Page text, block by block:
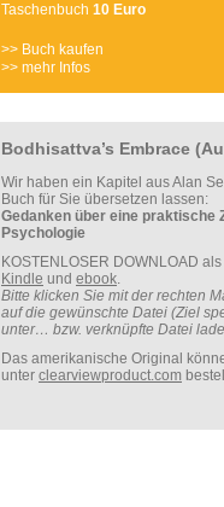
Taschenbuch 10 Euro
>> mehr Infos
>> Buch kaufen
Bodhisattva’s Embrace
Wir haben ein Kapitel aus Alan
Buch für Sie übersetzen lassen:
Gedanken über eine praktische
Psychologie
KOSTENLOSER DOWNLOAD als
Kindle und ebook.
Bitte klicken Sie mit der rechten
auf die gewünschte Datei (Ziel
unter… bzw. verknüpfte Datei
Das amerikanische Original
unter clearviewproduct.com